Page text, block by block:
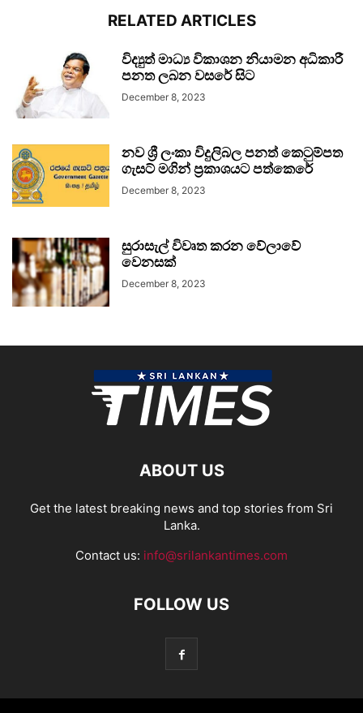
RELATED ARTICLES
විද්‍යුත් මාධ්‍ය විකාශන නියාමන අධිකාරී
පනත ලබන වසරේ සිට
December 8, 2023
නව ශ්‍රී ලංකා විදුලිබල පනත් කෙටුම්පත
ගැසට් මගින් ප්‍රකාශයට පත්කෙරේ
December 8, 2023
සුරාසැල් විවෘත කරන වේලාවේ
වෙනසක්
December 8, 2023
ABOUT US
Get the latest breaking news and top stories from Sri
Lanka.
Contact us: info@srilankantimes.com
FOLLOW US